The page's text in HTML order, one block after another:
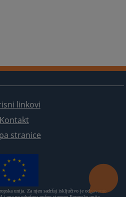
linkovi
Kontakt
stranice
unija. Za njen sadržaj isključivo je odgovorno